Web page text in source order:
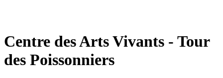
Centre des Arts Vivants - Tour
des Poissonniers